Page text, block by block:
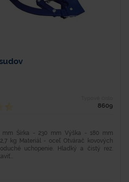
8609
mm Šírka - 230 mm Výška - 180 mm
kg Materiál - oceľ Otvárač kovových
uchopenie. Hladký a čistý rez.